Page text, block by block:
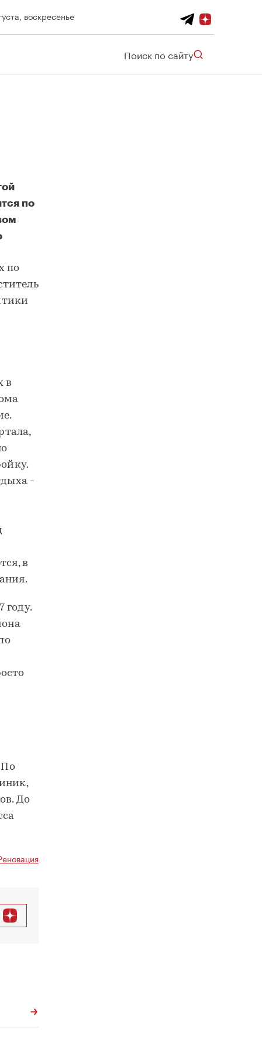
воскресенье
Поиск по сайту
по
по
в
-
в
году.
По
До